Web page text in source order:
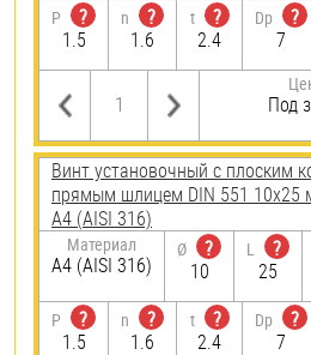
P
?
1.5
n
?
1.6
t
?
2.4
Dp
?
7
Под
Винт установочный с плоским
прямым шлицем DIN 551 10х25
A4 (AISI 316)
Материал
A4 (AISI 316)
Ø
?
10
L
?
25
P
?
1.5
n
?
1.6
t
?
2.4
Dp
?
7